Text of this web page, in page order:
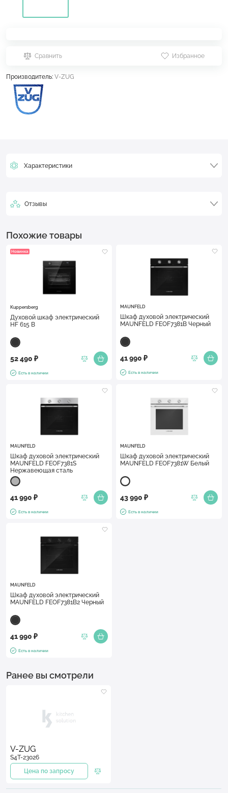
Сравнить Избранное
Производитель: V-ZUG
Характеристики
Отзывы
Похожие товары
Новинка
Kuppersberg
Духовой шкаф электрический
HF 615 B
52 490 ₽
Есть в наличии
MAUNFELD
Шкаф духовой электрический
MAUNFELD FEOF7381B Черный
41 990 ₽
Есть в наличии
MAUNFELD
Шкаф духовой электрический
MAUNFELD FEOF7381S
Нержавеющая сталь
41 990 ₽
Есть в наличии
MAUNFELD
Шкаф духовой электрический
MAUNFELD FEOF7381W Белый
43 990 ₽
Есть в наличии
MAUNFELD
Шкаф духовой электрический
MAUNFELD FEOF7381B2 Черный
41 990 ₽
Есть в наличии
Ранее вы смотрели
V-ZUG
S4T-23026
Цена по запросу